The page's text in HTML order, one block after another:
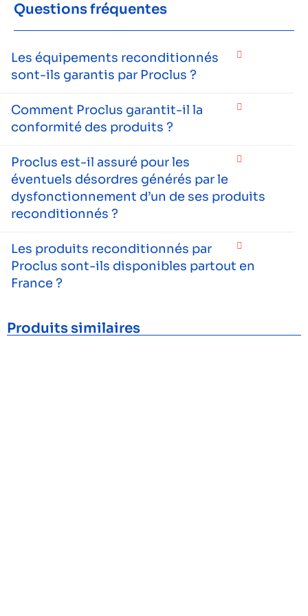
Questions fréquentes
Les équipements reconditionnés
sont-ils garantis par Proclus ?
Comment Proclus garantit-il la
conformité des produits ?
Proclus est-il assuré pour les
éventuels désordres générés par le
dysfonctionnement d’un de ses produits
reconditionnés ?
Les produits reconditionnés par
Proclus sont-ils disponibles partout en
France ?
Produits similaires